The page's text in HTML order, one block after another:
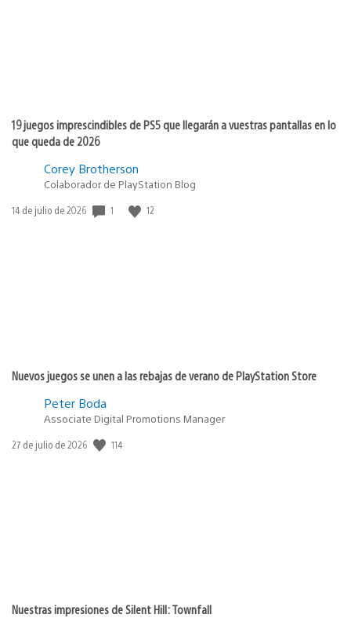
19 juegos imprescindibles de PS5 que llegarán a vuestras pantallas en lo
que queda de 2026
Corey Brotherson
Colaborador de PlayStation Blog
Fecha
14 de julio de 2026 1 12
Nuevos juegos se unen a las rebajas de verano de PlayStation Store
Peter Boda
Associate Digital Promotions Manager
Fecha
27 de julio de 2026 114
Nuestras impresiones de Silent Hill: Townfall